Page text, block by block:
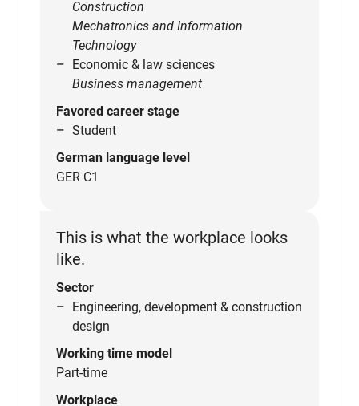
Construction
Mechatronics and Information
Technology
Economic & law sciences
Business management
Favored career stage
Student
German language level
GER C1
This is what the workplace looks
like.
Sector
Engineering, development & construction
design
Working time model
Part-time
Workplace